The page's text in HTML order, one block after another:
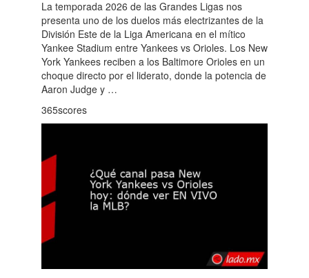
La temporada 2026 de las Grandes Ligas nos
presenta uno de los duelos más electrizantes de la
División Este de la Liga Americana en el mítico
Yankee Stadium entre Yankees vs Orioles. Los New
York Yankees reciben a los Baltimore Orioles en un
choque directo por el liderato, donde la potencia de
Aaron Judge y …
365scores